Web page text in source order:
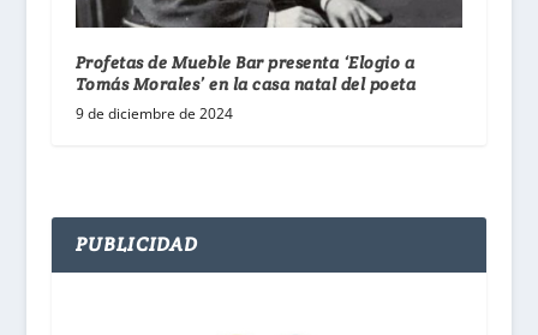
Profetas de Mueble Bar presenta ‘Elogio a
Tomás Morales’ en la casa natal del poeta
9 de diciembre de 2024
PUBLICIDAD